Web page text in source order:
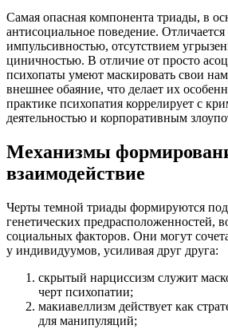
Самая опасная компонента триады, в
антисоциальное поведение.
импульсивностью, отсутствием
циничностью. В отличие от просто
психопаты умеют маскировать свои
внешнее обаяние, что делает их
практике психопатия коррелирует с
деятельностью и корпоративным
Механизмы
взаимодействие
Черты темной триады формируются под
генетических предрасположенностей,
социальных факторов. Они могут
у индивидуумов, усиливая друг друга:
скрытый нарциссизм служит
черт психопатии;
макиавеллизм действует как
для манипуляций;